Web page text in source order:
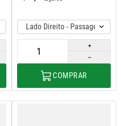
Lado Direito - Passageiro
＋
－
COMPRAR